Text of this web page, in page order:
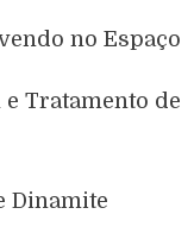
no Espaço
e Tratamento de
Dinamite